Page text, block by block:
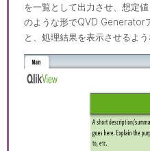
を一覧として出力させ、想定
のような形でQVD Generator
と、処理結果を表示させるよ